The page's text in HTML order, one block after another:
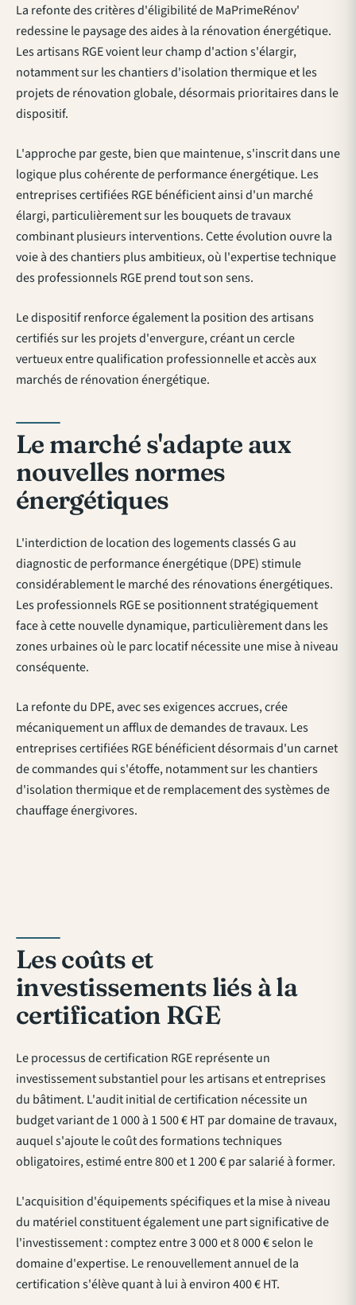
La refonte des critères d'éligibilité de MaPrimeRénov'
redessine le paysage des aides à la rénovation énergétique.
Les artisans RGE voient leur champ d'action s'élargir,
notamment sur les chantiers d'isolation thermique et les
projets de rénovation globale, désormais prioritaires dans le
dispositif.
L'approche par geste, bien que maintenue, s'inscrit dans une
logique plus cohérente de performance énergétique. Les
entreprises certifiées RGE bénéficient ainsi d'un marché
élargi, particulièrement sur les bouquets de travaux
combinant plusieurs interventions. Cette évolution ouvre la
voie à des chantiers plus ambitieux, où l'expertise technique
des professionnels RGE prend tout son sens.
Le dispositif renforce également la position des artisans
certifiés sur les projets d'envergure, créant un cercle
vertueux entre qualification professionnelle et accès aux
marchés de rénovation énergétique.
Le marché s'adapte aux
nouvelles normes
énergétiques
L'interdiction de location des logements classés G au
diagnostic de performance énergétique (DPE) stimule
considérablement le marché des rénovations énergétiques.
Les professionnels RGE se positionnent stratégiquement
face à cette nouvelle dynamique, particulièrement dans les
zones urbaines où le parc locatif nécessite une mise à niveau
conséquente.
La refonte du DPE, avec ses exigences accrues, crée
mécaniquement un afflux de demandes de travaux. Les
entreprises certifiées RGE bénéficient désormais d'un carnet
de commandes qui s'étoffe, notamment sur les chantiers
d'isolation thermique et de remplacement des systèmes de
chauffage énergivores.
Les coûts et
investissements liés à la
certification RGE
Le processus de certification RGE représente un
investissement substantiel pour les artisans et entreprises
du bâtiment. L'audit initial de certification nécessite un
budget variant de 1 000 à 1 500 € HT par domaine de travaux,
auquel s'ajoute le coût des formations techniques
obligatoires, estimé entre 800 et 1 200 € par salarié à former.
L'acquisition d'équipements spécifiques et la mise à niveau
du matériel constituent également une part significative de
l'investissement : comptez entre 3 000 et 8 000 € selon le
domaine d'expertise. Le renouvellement annuel de la
certification s'élève quant à lui à environ 400 € HT.